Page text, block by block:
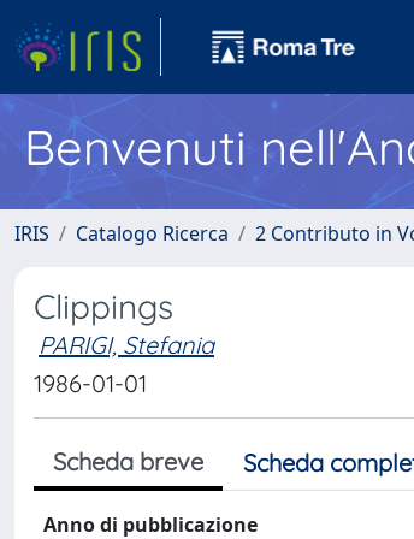
Benvenuti
IRIS Catalogo Ricerca 2 Contributo in
Clippings
PARIGI, Stefania
1986-01-01
Scheda breve Scheda
Anno di pubblicazione